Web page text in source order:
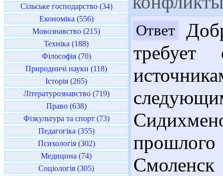
Сільське господарство (34)
Економіка (556)
Мовознавство (215)
Техніка (188)
Філософія (70)
Природничі науки (118)
Історія (265)
Літературознавство (719)
Право (638)
Фізкультура та спорт (73)
Педагогіка (355)
Психологія (302)
Медицина (74)
Соціологія (305)
Ответ
требует